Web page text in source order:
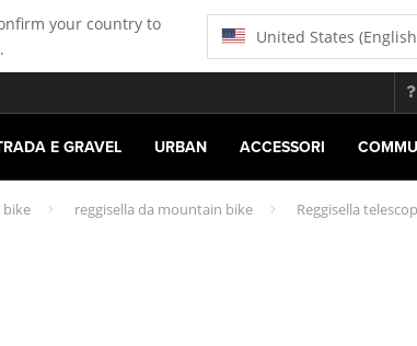
your country to
United States
E GRAVEL URBAN ACCESSORI
reggisella da mountain bike Reggisella